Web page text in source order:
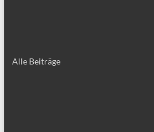
Alle Bei­trä­ge